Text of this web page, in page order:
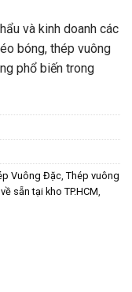
và kinh doanh các
bóng, thép vuông
phổ biến trong
Vuông Đặc Thép vuông
sẵn tại kho TP.HCM